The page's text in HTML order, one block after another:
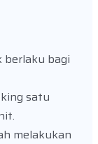
berlaku bagi
satu
melakukan